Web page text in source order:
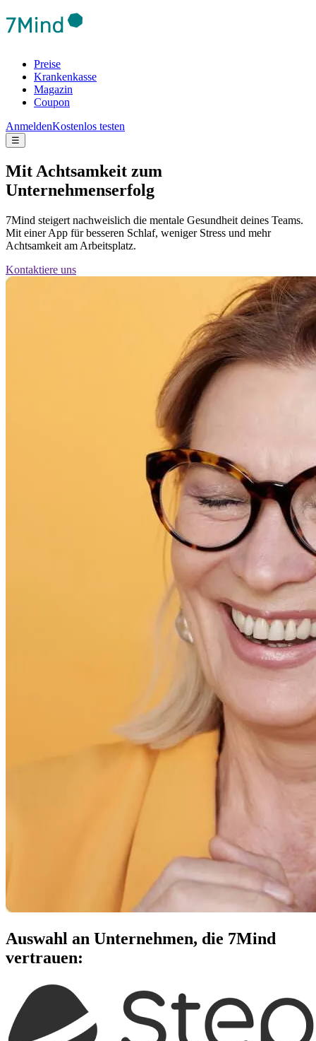
Preise
Krankenkasse
Magazin
Coupon
AnmeldenKostenlos testen
☰
Mit Achtsamkeit zum
Unternehmenserfolg
7Mind steigert nachweislich die mentale Gesundheit deines Teams.
Mit einer App für besseren Schlaf, weniger Stress und mehr
Achtsamkeit am Arbeitsplatz.
Kontaktiere uns
Auswahl an Unternehmen, die 7Mind
vertrauen: